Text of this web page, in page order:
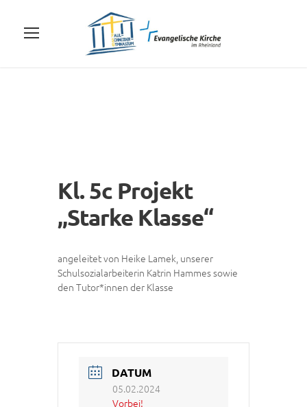
Kl. 5c Projekt
„Starke Klasse“
angeleitet von Heike Lamek, unserer
Schulsozialarbeiterin Katrin Hammes sowie
den Tutor*innen der Klasse
DATUM
05.02.2024
Vorbei!